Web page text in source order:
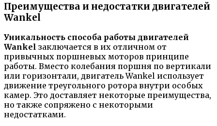
Преимущества и недостатки двигателей
Wankel
Уникальность способа работы двигателей
Wankel заключается в их отличном от
привычных поршневых моторов принципе
работы. Вместо колебания поршня по вертикали
или горизонтали, двигатель Wankel использует
движение треугольного ротора внутри особых
камер. Это доставляет некоторые преимущества,
но также сопряжено с некоторыми
недостатками.